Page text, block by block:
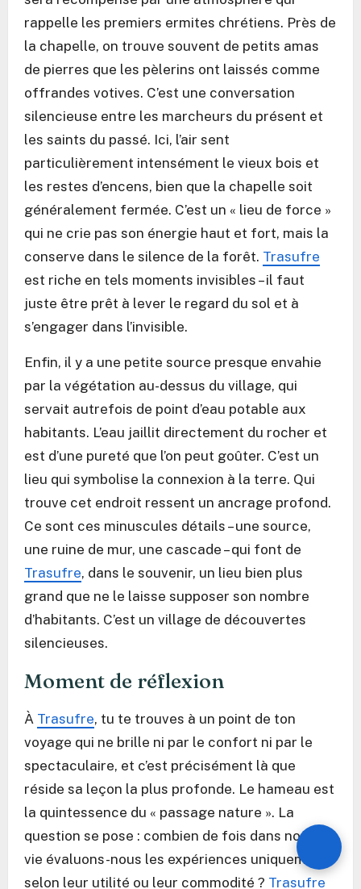
rappelle les premiers ermites chrétiens. Près de
la chapelle, on trouve souvent de petits amas
de pierres que les pèlerins ont laissés comme
offrandes votives. C’est une conversation
silencieuse entre les marcheurs du présent et
les saints du passé. Ici, l’air sent
particulièrement intensément le vieux bois et
les restes d’encens, bien que la chapelle soit
généralement fermée. C’est un « lieu de force »
qui ne crie pas son énergie haut et fort, mais la
conserve dans le silence de la forêt. Trasufre
est riche en tels moments invisibles – il faut
juste être prêt à lever le regard du sol et à
s’engager dans l’invisible.
Enfin, il y a une petite source presque envahie
par la végétation au-dessus du village, qui
servait autrefois de point d’eau potable aux
habitants. L’eau jaillit directement du rocher et
est d’une pureté que l’on peut goûter. C’est un
lieu qui symbolise la connexion à la terre. Qui
trouve cet endroit ressent un ancrage profond.
Ce sont ces minuscules détails – une source,
une ruine de mur, une cascade – qui font de
Trasufre, dans le souvenir, un lieu bien plus
grand que ne le laisse supposer son nombre
d’habitants. C’est un village de découvertes
silencieuses.
Moment de réflexion
À Trasufre, tu te trouves à un point de ton
voyage qui ne brille ni par le confort ni par le
spectaculaire, et c’est précisément là que
réside sa leçon la plus profonde. Le hameau est
la quintessence du « passage nature ». La
question se pose : combien de fois dans notre
vie évaluons-nous les expériences uniquement
selon leur utilité ou leur commodité ? Trasufre